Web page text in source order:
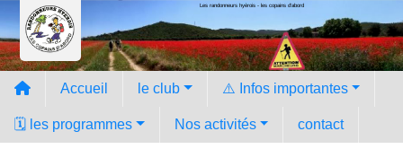
Les randonneurs hyèrois - les copains d'abord
Accueil le club ⚠️ Infos importantes
🗓️ les programmes Nos activités contact
Panneau de gestion des cookies